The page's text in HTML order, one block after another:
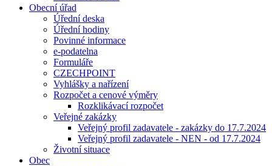
Obecní úřad
Úřední deska
Úřední hodiny
Povinné informace
e-podatelna
Formuláře
CZECHPOINT
Vyhlášky a nařízení
Rozpočet a cenové výměry
Rozklikávací rozpočet
Veřejné zakázky
Veřejný profil zadavatele - zakázky do 17.7.2024
Veřejný profil zadavatele - NEN - od 17.7.2024
Životní situace
Obec